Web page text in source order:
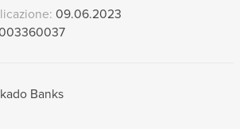
09.06.2023
Banks